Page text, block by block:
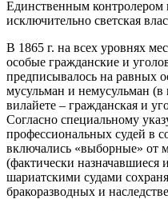
Единственным контролером
исключительно светская
В 1865 г. на всех уровнях
особые гражданские и
предписывалось на равных
мусульман и немусульман
вилайете – гражданская и
Согласно специальному
профессиональных судей в
включались «выборные» от
(фактически назначавшиеся
шариатскими судами
бракоразводных и